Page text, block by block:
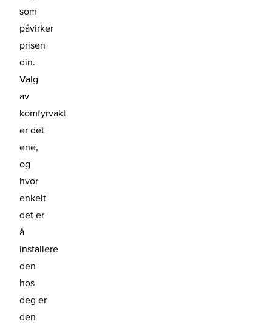
som
påvirker
prisen
din.
Valg
av
komfyrvakt
er det
ene,
og
hvor
enkelt
det er
å
installere
den
hos
deg er
den